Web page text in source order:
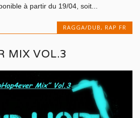
à partir du 19/04, soit...
RAGGA/DUB, RAP FR
MIX VOL.3